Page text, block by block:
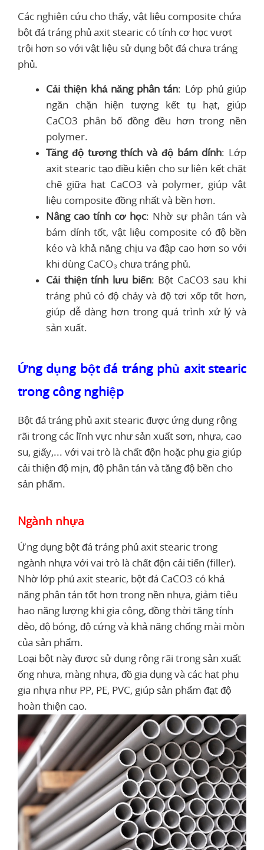
Các nghiên cứu cho thấy, vật liệu composite chứa
bột đá tráng phủ axit stearic có tính cơ học vượt
trội hơn so với vật liệu sử dụng bột đá chưa tráng
phủ.
Cải thiện khả năng phân tán: Lớp phủ giúp
ngăn chặn hiện tượng kết tụ hạt, giúp
CaCO3 phân bố đồng đều hơn trong nền
polymer.
Tăng độ tương thích và độ bám dính: Lớp
axit stearic tạo điều kiện cho sự liên kết chặt
chẽ giữa hạt CaCO3 và polymer, giúp vật
liệu composite đồng nhất và bền hơn.
Nâng cao tính cơ học: Nhờ sự phân tán và
bám dính tốt, vật liệu composite có độ bền
kéo và khả năng chịu va đập cao hơn so với
khi dùng CaCO₃ chưa tráng phủ.
Cải thiện tính lưu biến: Bột CaCO3 sau khi
tráng phủ có độ chảy và độ tơi xốp tốt hơn,
giúp dễ dàng hơn trong quá trình xử lý và
sản xuất.
Ứng dụng bột đá tráng phủ axit stearic
trong công nghiệp
Bột đá tráng phủ axit stearic được ứng dụng rộng
rãi trong các lĩnh vực như sản xuất sơn, nhựa, cao
su, giấy,... với vai trò là chất độn hoặc phụ gia giúp
cải thiện độ mịn, độ phân tán và tăng độ bền cho
sản phẩm.
Ngành nhựa
Ứng dụng bột đá tráng phủ axit stearic trong
ngành nhựa với vai trò là chất độn cải tiến (filler).
Nhờ lớp phủ axit stearic, bột đá CaCO3 có khả
năng phân tán tốt hơn trong nền nhựa, giảm tiêu
hao năng lượng khi gia công, đồng thời tăng tính
dẻo, độ bóng, độ cứng và khả năng chống mài mòn
của sản phẩm.
Loại bột này được sử dụng rộng rãi trong sản xuất
ống nhựa, màng nhựa, đồ gia dụng và các hạt phụ
gia nhựa như PP, PE, PVC, giúp sản phẩm đạt độ
hoàn thiện cao.